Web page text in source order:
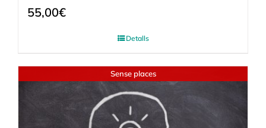
55,00€
Detalls
Sense places